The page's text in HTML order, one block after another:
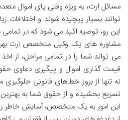
مسائل ارث، به ویژه وقتی پای اموال
توانند بسیار پیچیده شوند و اختلافات
این رو، توصیه اکید می شود که در
مشاوره های یک وکیل متخصص ارث
می تواند شما را در تمامی مراحل، از
قیمت گذاری اموال و پیگیری دعاوی
نه تنها از بروز خطاهای قانونی جلوگیری
تسریع بخشیده و از حقوق شما به
این امور به یک متخصص، آسایش خاطر را